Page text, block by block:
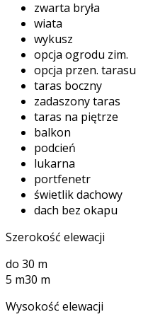
zwarta bryła
wiata
wykusz
opcja ogrodu zim.
opcja przen. tarasu
taras boczny
zadaszony taras
taras na piętrze
balkon
podcień
lukarna
portfenetr
świetlik dachowy
dach bez okapu
Szerokość elewacji
do 30 m
5 m30 m
Wysokość elewacji